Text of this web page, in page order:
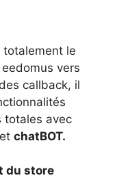
totalement le
vers
callback, il
totales avec
et chatBOT.
du store